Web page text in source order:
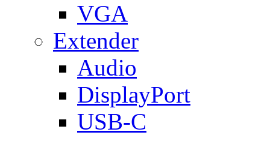
VGA
Extender
Audio
DisplayPort
USB-C